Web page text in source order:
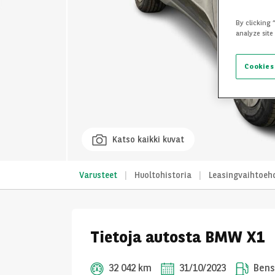
Katso kaikki kuvat
Varusteet Huoltohistoria
Tietoja autosta BMW X1
32 042 km 31/10/2023
By clicking
analyze